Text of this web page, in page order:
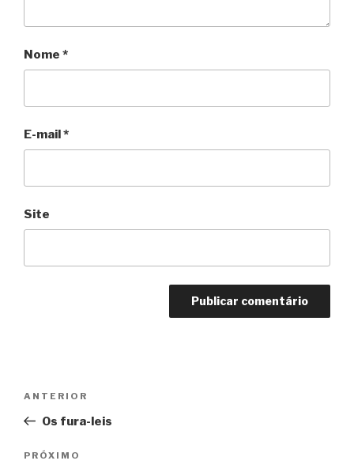
Nome *
E-mail*
Site
Post
Anterior
ANTERIOR
Os fura-leis
Próximo
PRÓXIMO